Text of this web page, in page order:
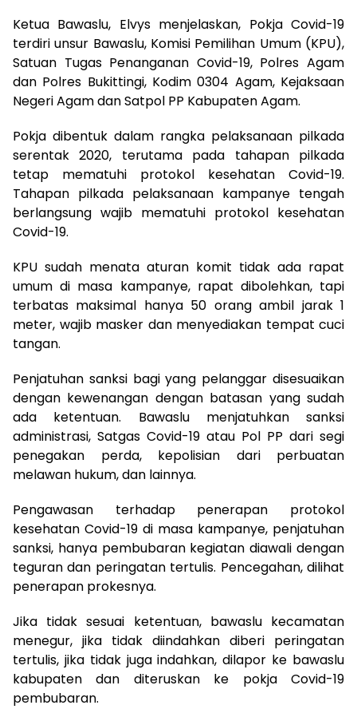
Ketua Bawaslu, Elvys menjelaskan, Pokja Covid-19
terdiri unsur Bawaslu, Komisi Pemilihan Umum (KPU),
Satuan Tugas Penanganan Covid-19, Polres Agam
dan Polres Bukittingi, Kodim 0304 Agam, Kejaksaan
Negeri Agam dan Satpol PP Kabupaten Agam.
Pokja dibentuk dalam rangka pelaksanaan pilkada
serentak 2020, terutama pada tahapan pilkada
tetap mematuhi protokol kesehatan Covid-19.
Tahapan pilkada pelaksanaan kampanye tengah
berlangsung wajib mematuhi protokol kesehatan
Covid-19.
KPU sudah menata aturan komit tidak ada rapat
umum di masa kampanye, rapat dibolehkan, tapi
terbatas maksimal hanya 50 orang ambil jarak 1
meter, wajib masker dan menyediakan tempat cuci
tangan.
Penjatuhan sanksi bagi yang pelanggar disesuaikan
dengan kewenangan dengan batasan yang sudah
ada ketentuan. Bawaslu menjatuhkan sanksi
administrasi, Satgas Covid-19 atau Pol PP dari segi
penegakan perda, kepolisian dari perbuatan
melawan hukum, dan lainnya.
Pengawasan terhadap penerapan protokol
kesehatan Covid-19 di masa kampanye, penjatuhan
sanksi, hanya pembubaran kegiatan diawali dengan
teguran dan peringatan tertulis. Pencegahan, dilihat
penerapan prokesnya.
Jika tidak sesuai ketentuan, bawaslu kecamatan
menegur, jika tidak diindahkan diberi peringatan
tertulis, jika tidak juga indahkan, dilapor ke bawaslu
kabupaten dan diteruskan ke pokja Covid-19
pembubaran.